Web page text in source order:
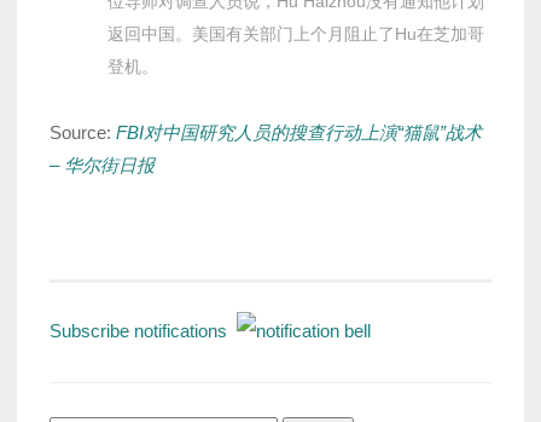
返回中国。美国有关部门上个月阻止了Hu在芝加哥
登机。
Source: FBI对中国研究人员的搜查行动上演“猫鼠”战术
– 华尔街日报
Subscribe notifications